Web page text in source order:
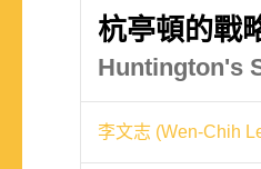
杭亭頓的戰
Huntington's
李文志 (Wen-Chih